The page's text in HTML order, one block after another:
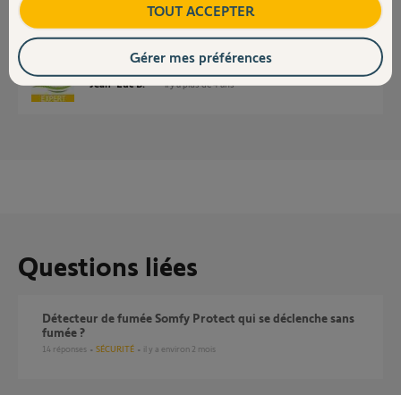
bien compatible avec cette application.
Bonne journée !
Jean-Luc B. il y a plus de 4 ans
Questions liées
Détecteur de fumée Somfy Protect qui se déclenche sans
fumée ?
14 réponses SÉCURITÉ il y a environ 2 mois
TOUT ACCEPTER
Gérer mes préférences